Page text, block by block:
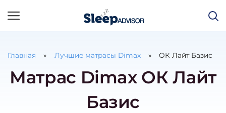
Главная Лучшие матрасы Dimax ОК Лайт Базис
Матрас Dimax ОК Лайт
Базис